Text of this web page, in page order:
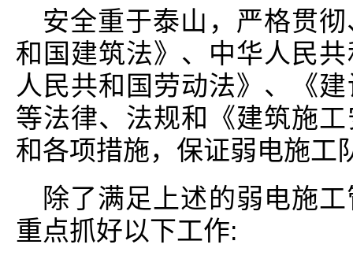
安全重于泰山，严格贯
和国建筑法》、中华人民
人民共和国劳动法》、《
等法律、法规和《建筑施
和各项措施，保证弱电施工
除了满足上述的弱电施
重点抓好以下工作: